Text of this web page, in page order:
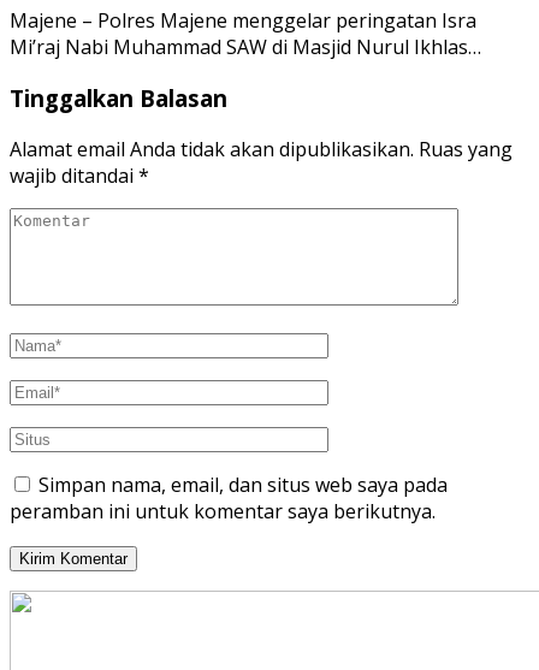
Majene – Polres Majene menggelar peringatan Isra
Mi’raj Nabi Muhammad SAW di Masjid Nurul Ikhlas…
Tinggalkan Balasan
Alamat email Anda tidak akan dipublikasikan. Ruas yang
wajib ditandai *
Simpan nama, email, dan situs web saya pada
peramban ini untuk komentar saya berikutnya.